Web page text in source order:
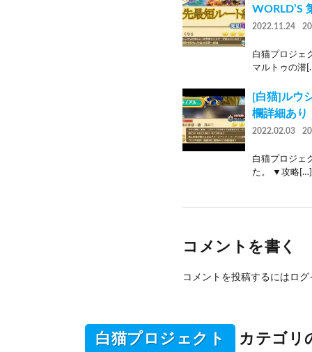
WORLD’S
2022.11.24
白猫プロジェ
マルトゥの潜
[白猫]ルウ
欄詳細あり
2022.02.03
白猫プロジェ
た。 ▼攻略[…]
コメントを書く
コメントを投稿するには ログ
白猫プロジェクト カテゴリ